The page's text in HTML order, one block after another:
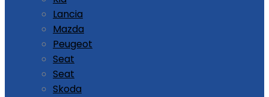
Lancia
Mazda
Peugeot
Seat
Seat
Skoda